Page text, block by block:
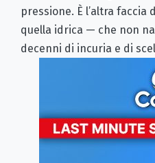
pressione. È l’altra
quella idrica — che non
decenni di incuria e di